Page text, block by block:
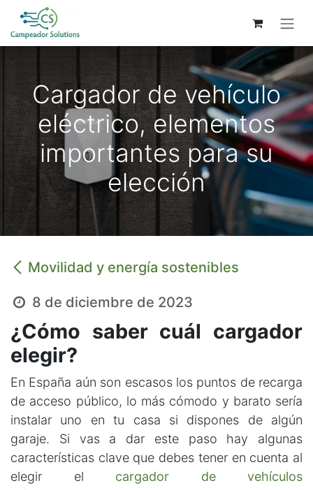
Ir al contenido
Cargador de vehículo
eléctrico, elementos
importantes para su
elección
Movilidad y energía sostenibles
8 de diciembre de 2023
¿Cómo saber cuál cargador
elegir?
En España aún son escasos los puntos de recarga
de acceso público, lo más cómodo y barato sería
instalar uno en tu casa si dispones de algún
garaje. Si vas a dar este paso hay algunas
características clave que debes tener en cuenta al
elegir el cargador de vehículos